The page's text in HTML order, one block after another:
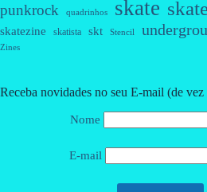
punkrock quadrinhos skate
skatezine skatista skt Stencil
Zines
Receba novidades no seu E-mail (de
Nome
E-mail